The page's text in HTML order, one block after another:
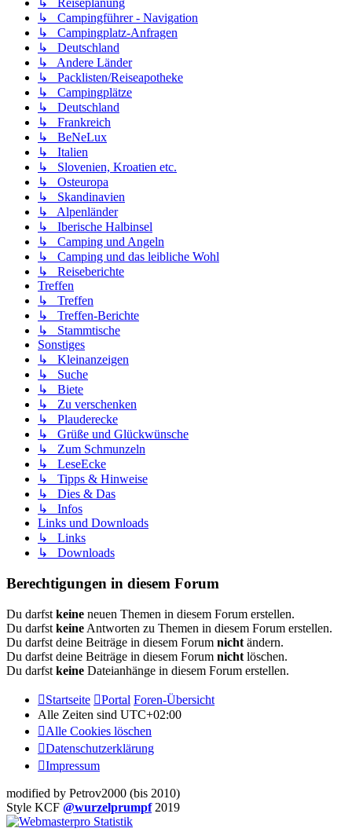
↳ Reiseplanung
↳ Campingführer - Navigation
↳ Campingplatz-Anfragen
↳ Deutschland
↳ Andere Länder
↳ Packlisten/Reiseapotheke
↳ Campingplätze
↳ Deutschland
↳ Frankreich
↳ BeNeLux
↳ Italien
↳ Slovenien, Kroatien etc.
↳ Osteuropa
↳ Skandinavien
↳ Alpenländer
↳ Iberische Halbinsel
↳ Camping und Angeln
↳ Camping und das leibliche Wohl
↳ Reiseberichte
Treffen
↳ Treffen
↳ Treffen-Berichte
↳ Stammtische
Sonstiges
↳ Kleinanzeigen
↳ Suche
↳ Biete
↳ Zu verschenken
↳ Plauderecke
↳ Grüße und Glückwünsche
↳ Zum Schmunzeln
↳ LeseEcke
↳ Tipps & Hinweise
↳ Dies & Das
↳ Infos
Links und Downloads
↳ Links
↳ Downloads
Berechtigungen in diesem Forum
Du darfst keine neuen Themen in diesem Forum erstellen.
Du darfst keine Antworten zu Themen in diesem Forum erstellen.
Du darfst deine Beiträge in diesem Forum nicht ändern.
Du darfst deine Beiträge in diesem Forum nicht löschen.
Du darfst keine Dateianhänge in diesem Forum erstellen.
Startseite Portal Foren-Übersicht
Alle Zeiten sind UTC+02:00
Alle Cookies löschen
Datenschutzerklärung
Impressum
modified by Petrov2000 (bis 2010)
Style KCF @wurzelprumpf2019